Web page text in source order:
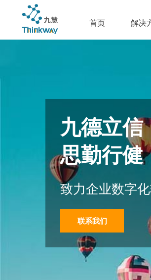
首页 解决
九德立
思勤行
致力企业数字
联系我们